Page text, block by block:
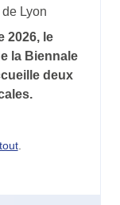
Lyon
2026, le
la Biennale
deux
.